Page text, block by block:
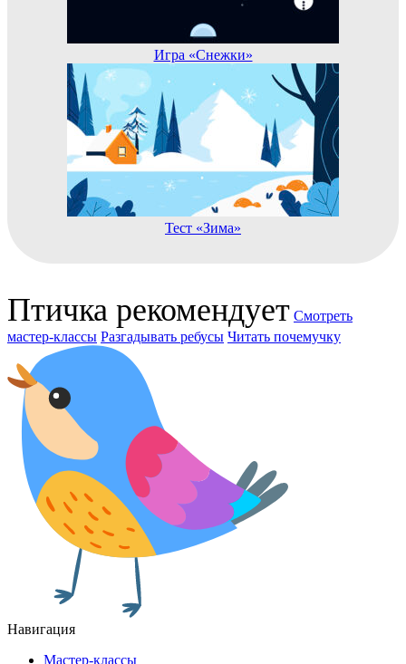
Игра «Снежки»
Тест «Зима»
Птичка рекомендует Смотреть
мастер-классы Разгадывать ребусы Читать почемучку
Навигация
Мастер-классы